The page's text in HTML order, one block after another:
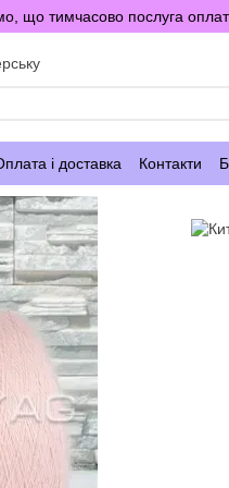
що тимчасово послуга
і доставка Контакти